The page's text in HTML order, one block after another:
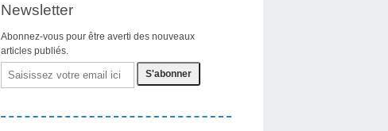
Newsletter
Abonnez-vous pour être averti des nouveaux
articles publiés.
Email